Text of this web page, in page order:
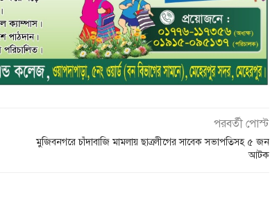
পরবর্তী পোস্ট
মুজিবনগরে চাঁদাবাজি মামলায় ছাত্রলীগের সাবেক সভাপতিসহ ৫ জন
আটক